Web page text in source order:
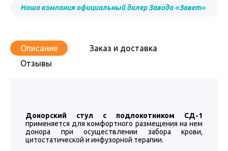
Наша компания официальный дилер Завода «Завет»
Описание
Заказ и доставка
Отзывы
Донорский стул с подлокотником СД-1
применяется для комфортного размещения на нем
донора при осуществлении забора крови,
цитостатической и инфузорной терапии.